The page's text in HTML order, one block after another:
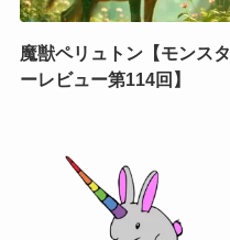
魔獣ペリュトン【モンスタ
ーレビュー第114回】